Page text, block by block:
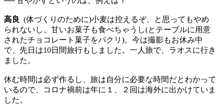
高良 (体づくりのために)小麦は控えるぞ、と思ってもやめ
られないし、甘いお菓子も食べちゃうし(とテーブルに用意
されたチョコレート菓子をパクリ)。今は撮影もお休み中
で、先日は10日間旅行もしました。一人旅で、ラオスに行き
ました。
休む時間は必ず作るし、旅は自分に必要な時間だとわかって
いるので、コロナ禍前は年に１、２回は海外に出かけていま
した。